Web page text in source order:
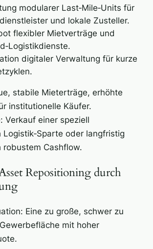
modularer Last‑Mile‑Units für
und lokale Zusteller.
flexibler Mietverträge und
digitaler Verwaltung für kurze
stabile Mieterträge, erhöhte
institutionelle Käufer.
Verkauf einer speziell
oder langfristig
robustem Cashflow.
Repositioning durch
Eine zu große, schwer zu
mit hoher